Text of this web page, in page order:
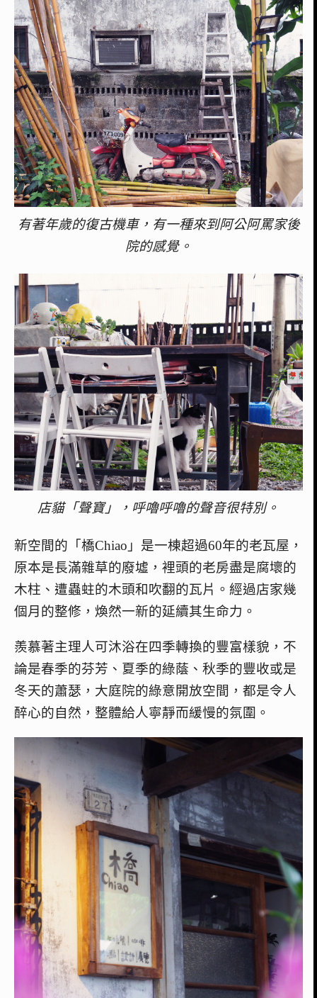
有著年歲的復古機車，有一種來到阿公阿罵家後
院的感覺。
店貓「聲寶」，呼嚕呼嚕的聲音很特別。
新空間的「橋Chiao」是一棟超過60年的老瓦屋，
原本是長滿雜草的廢墟，裡頭的老房盡是腐壞的
木柱、遭蟲蛀的木頭和吹翻的瓦片。 經過店家幾
個月的整修，煥然一新的延續其生命力。
羨慕著主理人可沐浴在四季轉換的豐富樣貌，不
論是春季的芬芳、夏季的綠蔭、秋季的豐收或是
冬天的蕭瑟，大庭院的綠意開放空間，都是令人
醉心的自然，整體給人寧靜而緩慢的氛圍。